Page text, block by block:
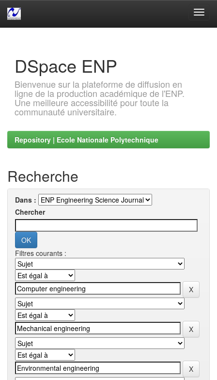
DSpace ENP
Bienvenue sur la plateforme de diffusion en
ligne de la production académique de l'ENP.
Une meilleure accessibilité pour toute la
communauté universitaire.
Repository | Ecole Nationale Polytechnique
Recherche
Dans :
Chercher
Filtres courants :